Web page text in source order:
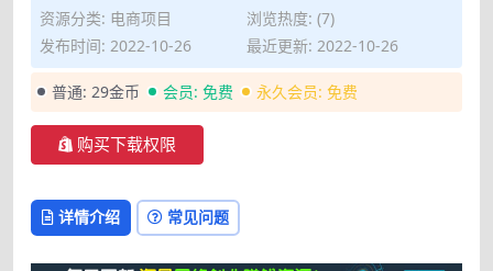
资源分类: 电商项目
浏览热度: (7)
发布时间: 2022-10-26
最近更新: 2022-10-26
普通: 29金币 会员: 免费 永久会员: 免费
购买下载权限
详情介绍 常见问题